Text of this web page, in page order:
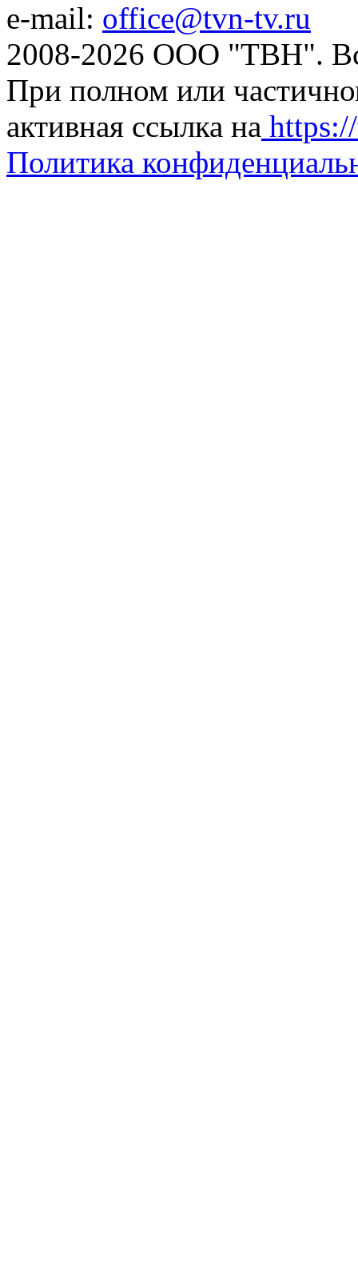
e-mail: office@tvn-tv.ru
2008-2026 ООО "ТВН".
При полном или
активная ссылка на
Политика